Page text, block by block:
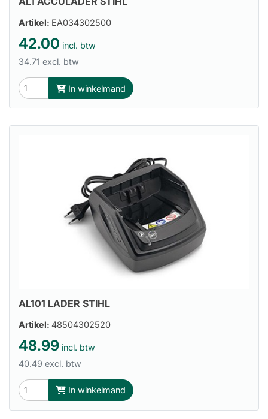
Artikel: EA034302500
42.00 incl. btw
34.71 excl. btw
In winkelmand
AL101 LADER STIHL
Artikel: 48504302520
48.99 incl. btw
40.49 excl. btw
In winkelmand